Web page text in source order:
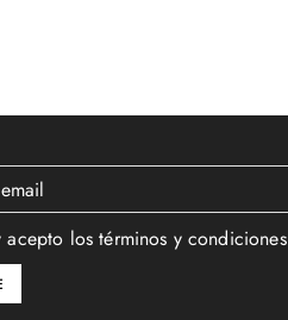
los términos y condiciones